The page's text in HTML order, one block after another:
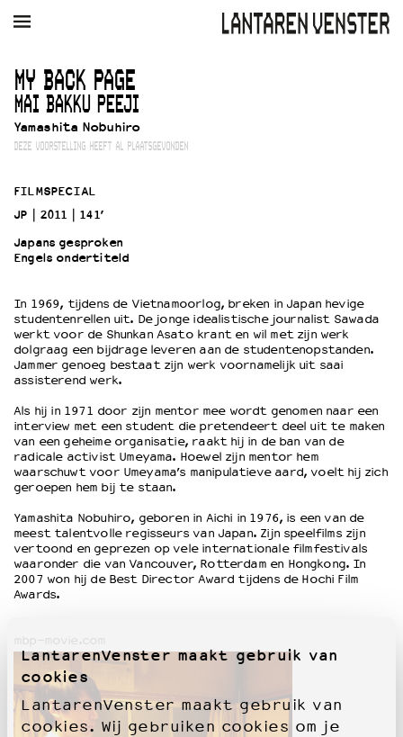
LantarenVenster maakt gebruik van
cookies
LantarenVenster maakt gebruik van
cookies. Wij gebruiken cookies om je
AGENDA FILM MUZIEK
Winkelmandje
Zoek
Kaartverkoop
Schoolvoorstellingen
Filmprogramma’s Primair Onderwijs
Filmprogramma’s VO/MBO
Speciale educatieprogramma’s
OVER LANTARENVENSTER
Wat we doen
Werken bij
Wie is wie
Word vriend
Historie
Partners
Huisregels
Integriteits- en gedragscode
Duurzaamheid
Culturele boycot Israël
Ruimte voor artistieke vrijheid – VNPF
MY BACK PAGE
MAI BAKKU PEEJI
Yamashita Nobuhiro
DEZE VOORSTELLING HEEFT AL PLAATSGEVONDEN
FILMSPECIAL
JP
2011
141’
Japans gesproken
Engels ondertiteld
In 1969, tijdens de Vietnamoorlog, breken in Japan hevige
studentenrellen uit. De jonge idealistische journalist Sawada
werkt voor de Shunkan Asato krant en wil met zijn werk
dolgraag een bijdrage leveren aan de studentenopstanden.
Jammer genoeg bestaat zijn werk voornamelijk uit saai
assisterend werk.
Als hij in 1971 door zijn mentor mee wordt genomen naar een
interview met een student die pretendeert deel uit te maken
van een geheime organisatie, raakt hij in de ban van de
radicale activist Umeyama. Hoewel zijn mentor hem
waarschuwt voor Umeyama’s manipulatieve aard, voelt hij zich
geroepen hem bij te staan.
Yamashita Nobuhiro, geboren in Aichi in 1976, is een van de
meest talentvolle regisseurs van Japan. Zijn speelfilms zijn
vertoond en geprezen op vele internationale filmfestivals
waaronder die van Vancouver, Rotterdam en Hongkong. In
2007 won hij de Best Director Award tijdens de Hochi Film
Awards.
mbp-movie.com